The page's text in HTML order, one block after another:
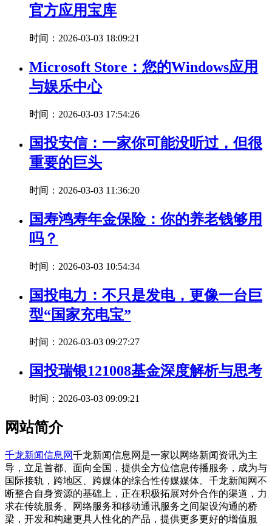
官方应用宝库
时间：2026-03-03 18:09:21
Microsoft Store：您的Windows应用
与娱乐中心
时间：2026-03-03 17:54:26
国投安信：一家你可能没听过，但很
重要的巨头
时间：2026-03-03 11:36:20
国寿鸿寿年金保险：你的养老钱够用
吗？
时间：2026-03-03 10:54:34
国投电力：不只是发电，更像一台巨
型“国家充电宝”
时间：2026-03-03 09:27:27
国投瑞银121008基金深度解析与思考
时间：2026-03-03 09:09:21
网站简介
千龙新闻信息网千龙新闻信息网是一家以网络新闻资讯为主
导，立足首都、面向全国，提供全方位信息传播服务，成为与
国际接轨，跨地区、跨媒体的综合性传媒媒体。千龙新闻网不
断整合自身资源的基础上，正在积极拓展对外合作的渠道，力
求在传统服务、网络服务和移动通讯服务之间架设沟通的桥
梁，开发和构建更具人性化的产品，提供更多更好的增值服